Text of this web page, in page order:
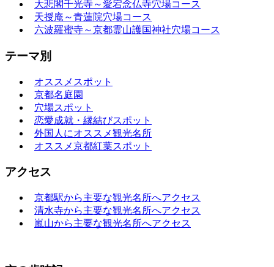
大悲閣千光寺～愛宕念仏寺穴場コース
天授庵～青蓮院穴場コース
六波羅蜜寺～京都霊山護国神社穴場コース
テーマ別
オススメスポット
京都名庭園
穴場スポット
恋愛成就・縁結びスポット
外国人にオススメ観光名所
オススメ京都紅葉スポット
アクセス
京都駅から主要な観光名所へアクセス
清水寺から主要な観光名所へアクセス
嵐山から主要な観光名所へアクセス